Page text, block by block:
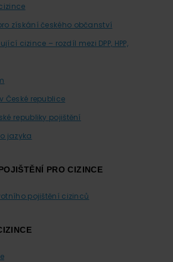
získání českého občanství
cizince – rozdíl mezi DPP, HPP,
České republice
republiky pojištění
jazyka
PRO CIZINCE
pojištění cizinců